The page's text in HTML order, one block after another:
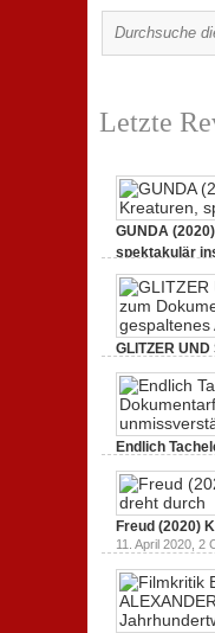
Letzte
GUNDA
spektakulär
GLITZER
3. Oktober 2020,
Endlich
19. Mai 2020,0
Freud (2020)
11. April 2020, 2